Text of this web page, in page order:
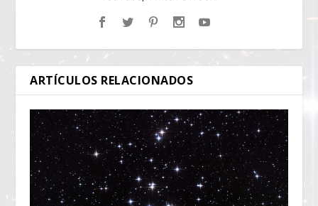
ARTÍCULOS RELACIONADOS